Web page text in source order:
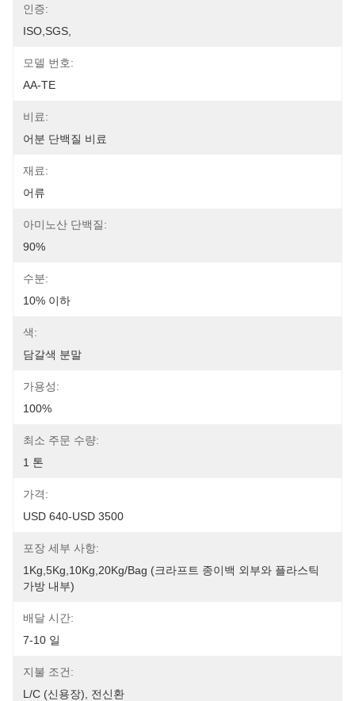
인증:
ISO,SGS,
모델 번호:
AA-TE
비료:
어분 단백질 비료
재료:
어류
아미노산 단백질:
90%
수분:
10% 이하
색:
담갈색 분말
가용성:
100%
최소 주문 수량:
1 톤
가격:
USD 640-USD 3500
포장 세부 사항:
1Kg,5Kg,10Kg,20Kg/Bag (크라프트 종이백 외부와 플라스틱
가방 내부)
배달 시간:
7-10 일
지불 조건:
L/C (신용장), 전신환